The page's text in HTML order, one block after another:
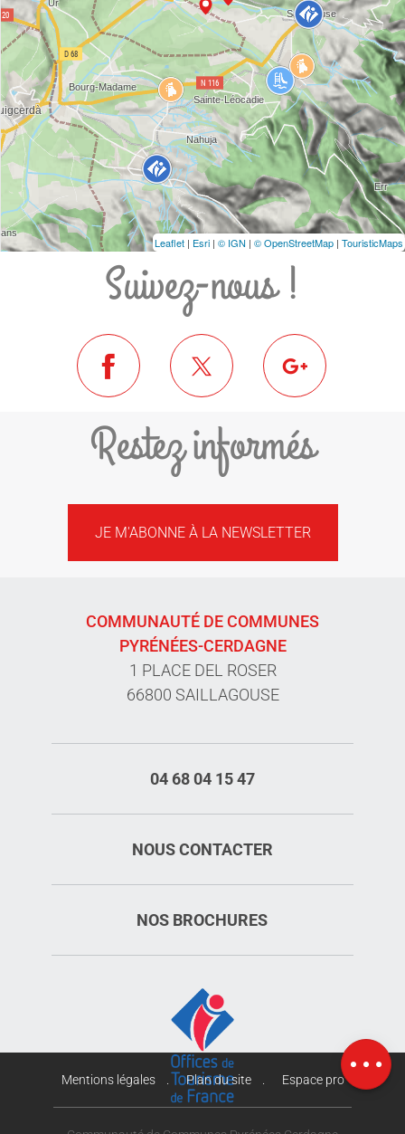
Carte
Leaflet | Esri | © IGN | © OpenStreetMap | TouristicMaps
Suivez-nous !
Restez informés
JE M'ABONNE À LA NEWSLETTER
COMMUNAUTÉ DE COMMUNES
PYRÉNÉES-CERDAGNE
1 PLACE DEL ROSER
66800 SAILLAGOUSE
04 68 04 15 47
NOUS CONTACTER
NOS BROCHURES
Mentions légales Plan du site Espace pro